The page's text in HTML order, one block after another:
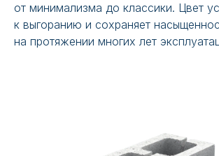
от минимализма до классики. Цвет
к выгоранию и сохраняет
на протяжении многих лет